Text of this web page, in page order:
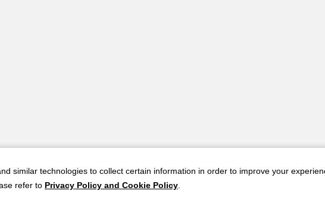
similar technologies to collect certain information in order to improve your
refer to Privacy Policy and Cookie Policy